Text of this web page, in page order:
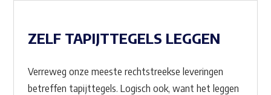
ZELF TAPIJTTEGELS LEGGEN
Verreweg onze meeste rechtstreekse leveringen
betreffen tapijttegels. Logisch ook, want het leggen